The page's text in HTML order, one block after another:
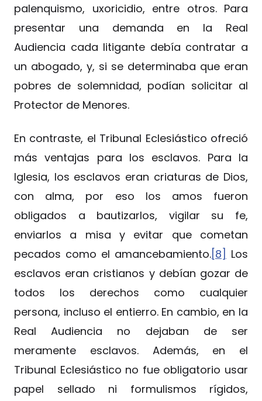
palenquismo, uxoricidio, entre otros. Para
presentar una demanda en la Real
Audiencia cada litigante debía contratar a
un abogado, y, si se determinaba que eran
pobres de solemnidad, podían solicitar al
Protector de Menores.
En contraste, el Tribunal Eclesiástico ofreció
más ventajas para los esclavos. Para la
Iglesia, los esclavos eran criaturas de Dios,
con alma, por eso los amos fueron
obligados a bautizarlos, vigilar su fe,
enviarlos a misa y evitar que cometan
pecados como el amancebamiento.[8] Los
esclavos eran cristianos y debían gozar de
todos los derechos como cualquier
persona, incluso el entierro. En cambio, en la
Real Audiencia no dejaban de ser
meramente esclavos. Además, en el
Tribunal Eclesiástico no fue obligatorio usar
papel sellado ni formulismos rígidos,